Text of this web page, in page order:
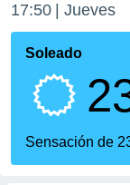
de
ha
calidad.
a este
las
17:50 Jueves
Soleado
Sensación de